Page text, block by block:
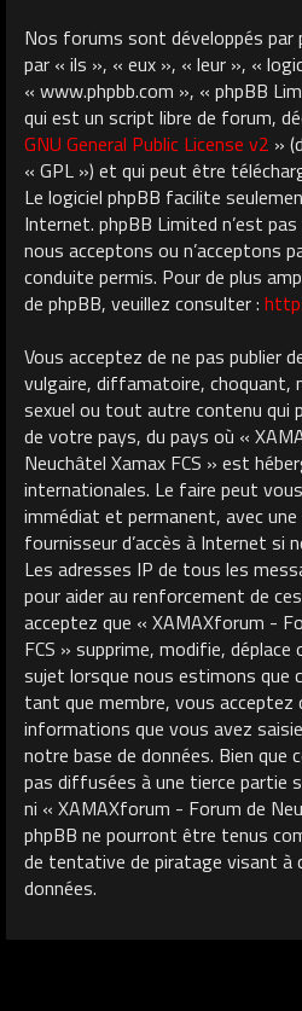
Nos forums sont développés par
par « ils », « eux », « leur », «
« www.phpbb.com », « phpBB
qui est un script libre de forum,
GNU General Public License v2 »
« GPL ») et qui peut être
Le logiciel phpBB facilite
Internet. phpBB Limited n’est
nous acceptons ou n’acceptons
conduite permis. Pour de plus
de phpBB, veuillez consulter :
Vous acceptez de ne pas publier
vulgaire, diffamatoire, choquant,
sexuel ou tout autre contenu qui
de votre pays, du pays où «
Neuchâtel Xamax FCS » est
internationales. Le faire peut
immédiat et permanent, avec
fournisseur d’accès à Internet si
Les adresses IP de tous les
pour aider au renforcement de
acceptez que « XAMAXforum -
FCS » supprime, modifie, déplace
sujet lorsque nous estimons que
tant que membre, vous
informations que vous avez
notre base de données. Bien
pas diffusées à une tierce partie
ni « XAMAXforum - Forum de
phpBB ne pourront être tenus
de tentative de piratage visant à
données.